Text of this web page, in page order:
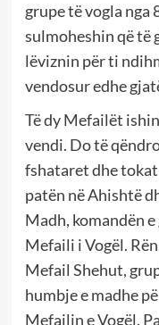
grupe të vogla nga
sulmoheshin që të
lëviznin për ti
vendosur edhe
Të dy Mefailët
vendi. Do të
fshataret dhe tokat
patën në Ahishtë
Madh, komandën
Mefaili i Vogël.
Mefail Shehut,
humbje e madhe
Mefailin e Vogël.